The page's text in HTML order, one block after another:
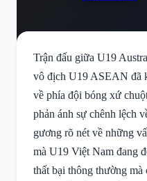
Trận đấu giữa U19
vô địch U19 ASEAN đã
về phía đội bóng xứ
phản ánh sự chênh lệch
gương rõ nét về những
mà U19 Việt Nam đang
thất bại thông thường mà